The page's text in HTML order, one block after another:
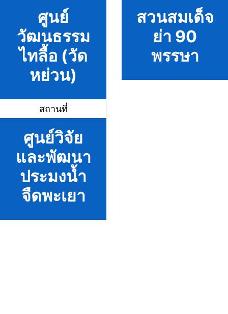
ศูนย์
วัฒนธรรม
ไทลื้อ (วัด
หย่วน)
สวนสมเด็จ
ย่า 90
พรรษา
สถานที่
ศูนย์วิจัย
และพัฒนา
ประมงน้ำ
จืดพะเยา